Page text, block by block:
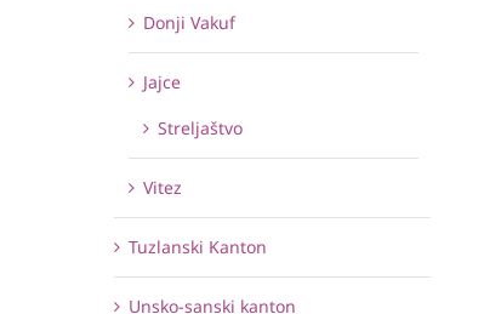
Donji Vakuf
Jajce
Streljaštvo
Vitez
Tuzlanski Kanton
Unsko-sanski kanton